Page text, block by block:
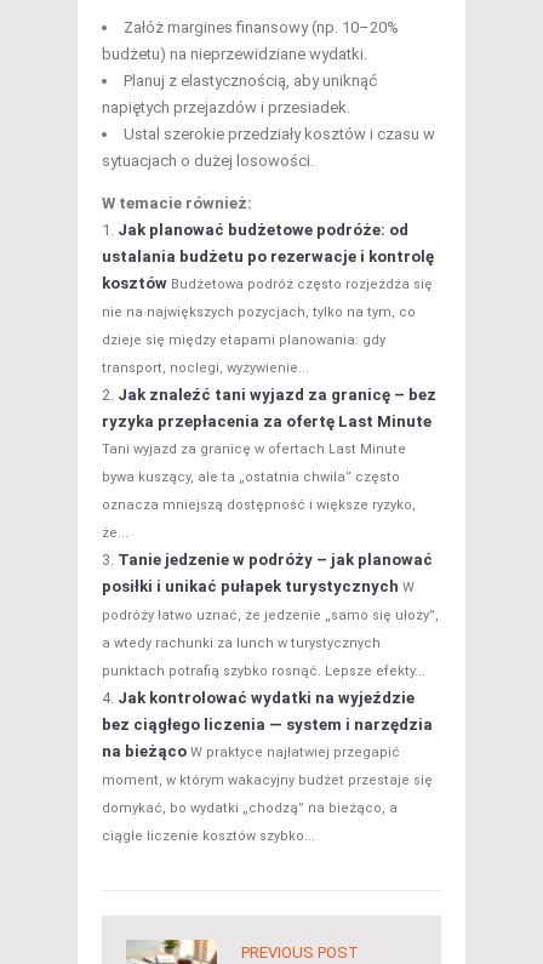
Załóż margines finansowy (np. 10–20%
budżetu) na nieprzewidziane wydatki.
Planuj z elastycznością, aby uniknąć
napiętych przejazdów i przesiadek.
Ustal szerokie przedziały kosztów i czasu w
sytuacjach o dużej losowości.
W temacie również:
Jak planować budżetowe podróże: od
ustalania budżetu po rezerwacje i kontrolę
kosztów Budżetowa podróż często rozjeżdża się
nie na największych pozycjach, tylko na tym, co
dzieje się między etapami planowania: gdy
transport, noclegi, wyżywienie...
Jak znaleźć tani wyjazd za granicę – bez
ryzyka przepłacenia za ofertę Last Minute
Tani wyjazd za granicę w ofertach Last Minute
bywa kuszący, ale ta „ostatnia chwila” często
oznacza mniejszą dostępność i większe ryzyko,
że...
Tanie jedzenie w podróży – jak planować
posiłki i unikać pułapek turystycznych W
podróży łatwo uznać, że jedzenie „samo się ułoży”,
a wtedy rachunki za lunch w turystycznych
punktach potrafią szybko rosnąć. Lepsze efekty...
Jak kontrolować wydatki na wyjeździe
bez ciągłego liczenia — system i narzędzia
na bieżąco W praktyce najłatwiej przegapić
moment, w którym wakacyjny budżet przestaje się
domykać, bo wydatki „chodzą” na bieżąco, a
ciągłe liczenie kosztów szybko...
PREVIOUS POST